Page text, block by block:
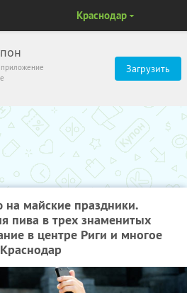
Загрузить
Краснодар
майские праздники.
пива в трех знаменитых
в центре Риги и многое